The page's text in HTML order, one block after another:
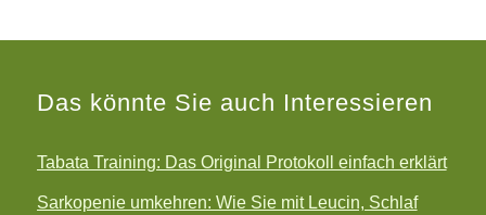
Das könnte Sie auch Interessieren
Tabata Training: Das Original Protokoll einfach erklärt
Sarkopenie umkehren: Wie Sie mit Leucin, Schlaf